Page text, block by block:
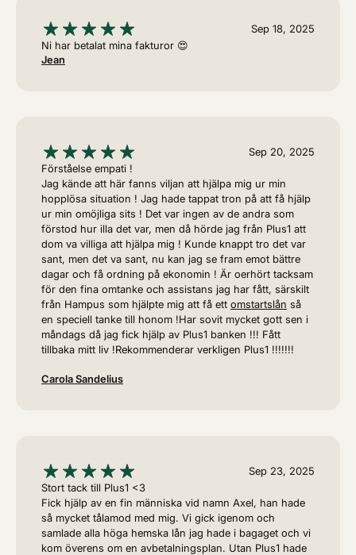
Sep 18, 2025
Ni har betalat mina fakturor 😍
Jean
Sep 20, 2025
Förståelse empati !
Jag kände att här fanns viljan att hjälpa mig ur min
hopplösa situation ! Jag hade tappat tron på att få hjälp
ur min omöjliga sits ! Det var ingen av de andra som
förstod hur illa det var, men då hörde jag från Plus1 att
dom va villiga att hjälpa mig ! Kunde knappt tro det var
sant, men det va sant, nu kan jag se fram emot bättre
dagar och få ordning på ekonomin ! Är oerhört tacksam
för den fina omtanke och assistans jag har fått, särskilt
från Hampus som hjälpte mig att få ett omstartslån så
en speciell tanke till honom !Har sovit mycket gott sen i
måndags då jag fick hjälp av Plus1 banken !!! Fått
tillbaka mitt liv !Rekommenderar verkligen Plus1 !!!!!!!
Carola Sandelius
Sep 23, 2025
Stort tack till Plus1 <3
Fick hjälp av en fin människa vid namn Axel, han hade
så mycket tålamod med mig. Vi gick igenom och
samlade alla höga hemska lån jag hade i bagaget och vi
kom överens om en avbetalningsplan. Utan Plus1 hade